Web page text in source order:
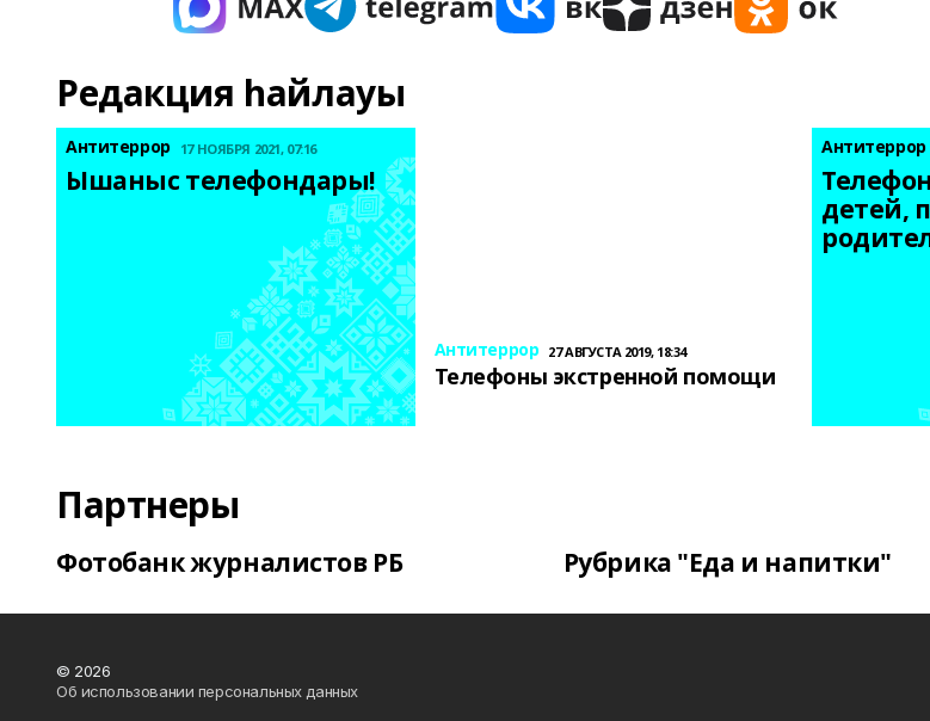
Редакция һайлауы
Антитеррор 17 НОЯБРЯ 2021, 07:16
Ышаныс телефондары!
Антитеррор 27 АВГУСТА 2019, 18:34
Телефоны экстренной помощи
Антитеррор
детей,
Партнеры
Фотобанк журналистов РБ Рубрика "Еда и напитки"
© 2026
Об использовании персональных данных